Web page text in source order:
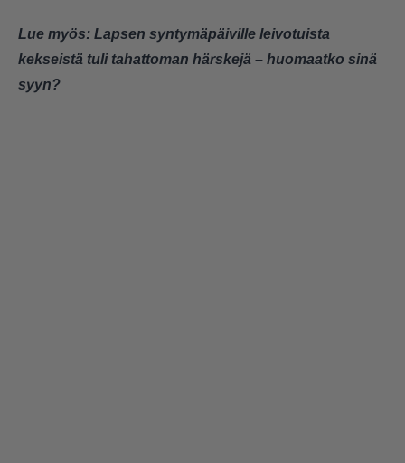
Lue myös: Lapsen syntymäpäiville leivotuista
kekseistä tuli tahattoman härskejä – huomaatko sinä
syyn?